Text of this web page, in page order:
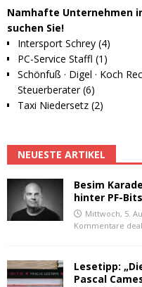
Namhafte Unternehmen
suchen Sie!
Intersport Schrey (4)
PC-Service Staffl (1)
Schönfuß · Digel · Koch
Steuerberater (6)
Taxi Niedersetz (2)
NEUESTE ARTIKEL
Besim
hinter PF-
Mittwoch, 5.
Kommentare
Lesetipp:
Pascal